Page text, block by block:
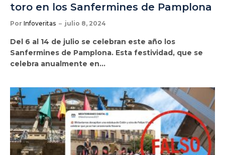
toro en los Sanfermines de Pamplona
Por Infoveritas julio 8, 2024
Del 6 al 14 de julio se celebran este año los
Sanfermines de Pamplona. Esta festividad, que se
celebra anualmente en…